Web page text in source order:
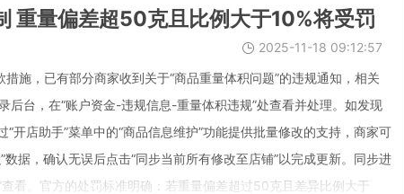
重量偏差超50克且比例大于10%将受罚
2025-11-18 09:12:57
施，已有部分商家收到关于“商品重量体积问题”的违规通知，相关
后台，在“账户资金-违规信息-重量体积违规”处查看并处理。如发现
开店助手”菜单中的“商品信息维护”功能提供批量修改的支持，商家可
据，确认无误后点击“同步当前所有修改至店铺”以完成更新。同步进
查看。官方的处罚标准明确：若重量偏差超过50克且差异比例大于